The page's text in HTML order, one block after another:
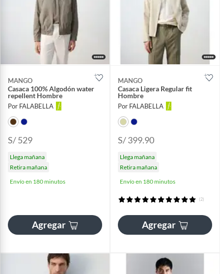
MANGO
Casaca 100% Algodón water
repellent Hombre
Por FALABELLA
S/ 529
Llega mañana
Retira mañana
Envío en 180 minutos
Agregar
MANGO
Casaca Ligera Regular fit
Hombre
Por FALABELLA
S/ 399.90
Llega mañana
Retira mañana
Envío en 180 minutos
(2)
Agregar